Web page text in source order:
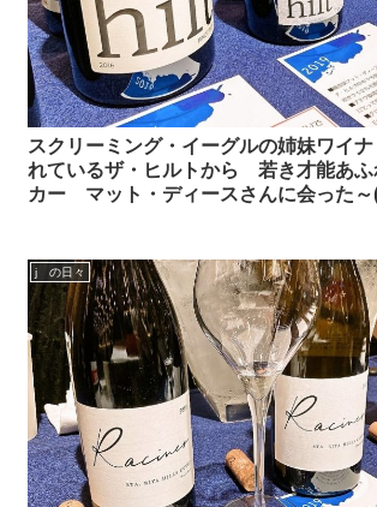
スクリーミング・イーグルの姉妹ワイ
れているザ・ヒルトから 若き才能あふ
カー マット・ディースさんに会った
j の日々